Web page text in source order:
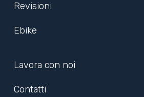
Revisioni
Ebike
Lavora con noi
Contatti